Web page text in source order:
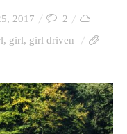
2017
2
, girl, girl driven